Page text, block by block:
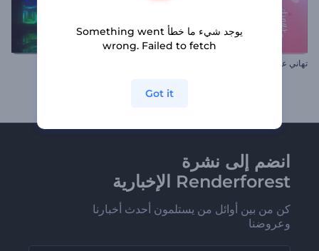
تهاني عيد حب سعيد
انضم إلى نشرة
Renderforest الإخبارية
كن من بين أوائل من يستلمون أحدث أخبارنا
وعروضنا
يوجد شيء ما خطأ Something went
wrong. Failed to fetch
Got it